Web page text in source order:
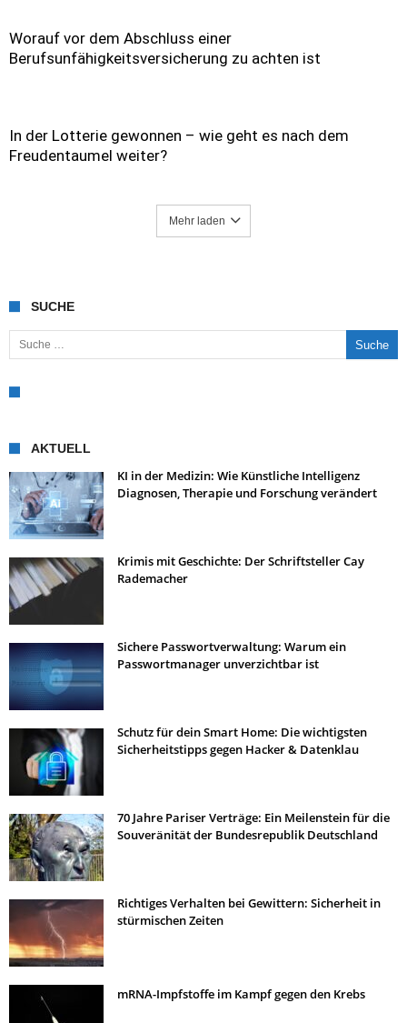
Worauf vor dem Abschluss einer
Berufsunfähigkeitsversicherung zu achten ist
In der Lotterie gewonnen – wie geht es nach dem
Freudentaumel weiter?
Mehr laden
SUCHE
Suche nach:
AKTUELL
KI in der Medizin: Wie Künstliche Intelligenz
Diagnosen, Therapie und Forschung verändert
Krimis mit Geschichte: Der Schriftsteller Cay
Rademacher
Sichere Passwortverwaltung: Warum ein
Passwortmanager unverzichtbar ist
Schutz für dein Smart Home: Die wichtigsten
Sicherheitstipps gegen Hacker & Datenklau
70 Jahre Pariser Verträge: Ein Meilenstein für die
Souveränität der Bundesrepublik Deutschland
Richtiges Verhalten bei Gewittern: Sicherheit in
stürmischen Zeiten
mRNA-Impfstoffe im Kampf gegen den Krebs